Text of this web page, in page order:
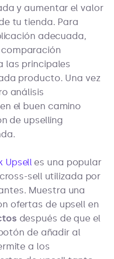
y aumentar el valor
tu tienda. Para
adecuada,
las principales
producto. Una vez
análisis
el buen camino
de upselling
Upselles una popular
sell utilizada por
Muestra una
ofertas de upsell en
después de que el
de añadir al
a los